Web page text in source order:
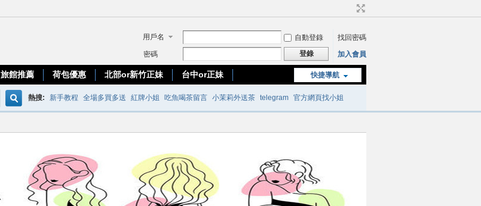
用戶名 自動登錄
找回密碼
密碼
登錄 加入會員
快捷導航
旅館推薦 荷包優惠 北部or新竹正妹
台中or正妹
熱搜: 新手教程 全場多買多送 紅牌小姐 吃魚喝茶留言 小茉莉外送茶 telegram 官方網頁找小姐